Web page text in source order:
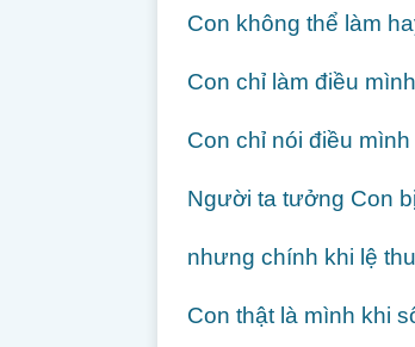
Con không thể làm
Con chỉ làm điều
Con chỉ nói điều
Người ta tưởng Con
nhưng chính khi lệ
Con thật là mình khi